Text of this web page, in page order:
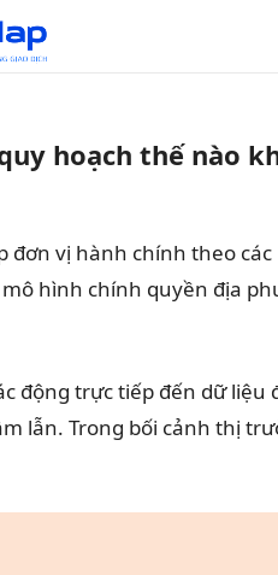
hoạch thế nào
đơn vị hành chính theo
hình chính quyền địa
động trực tiếp đến dữ
lẫn. Trong bối cảnh thị